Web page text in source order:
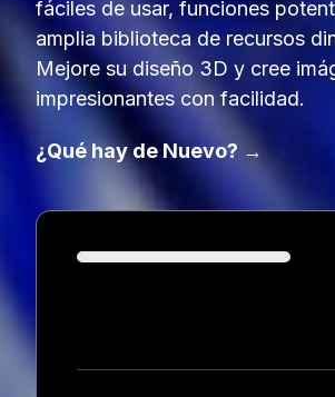
fáciles de usar, funciones
amplia biblioteca de recursos
Mejore su diseño 3D y cree
impresionantes con facilidad.
¿Qué hay de Nuevo? →